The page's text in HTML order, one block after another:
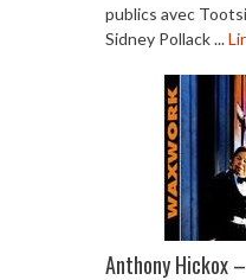
publics avec
Sidney Pollack ...
Anthony Hickox